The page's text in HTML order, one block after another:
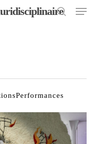
Menu
Performances